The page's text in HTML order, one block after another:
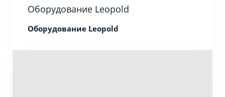
Оборудование Leopold
Оборудование Leopold